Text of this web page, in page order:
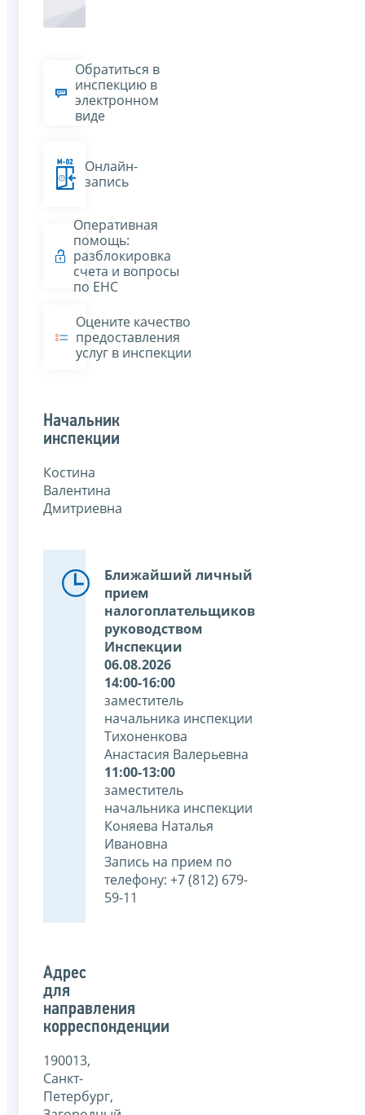
Обратиться в
инспекцию в
электронном
виде
Онлайн-
запись
Оперативная
помощь:
разблокировка
счета и вопросы
по ЕНС
Оцените качество
предоставления
услуг в инспекции
Начальник
инспекции
Костина
Валентина
Дмитриевна
Ближайший личный
прием
налогоплательщиков
руководством
Инспекции
06.08.2026
14:00-16:00
заместитель
начальника инспекции
Тихоненкова
Анастасия Валерьевна
11:00-13:00
заместитель
начальника инспекции
Коняева Наталья
Ивановна
Запись на прием по
телефону: +7 (812) 679-
59-11
Адрес
для
направления
корреспонденции
190013,
Санкт-
Петербург,